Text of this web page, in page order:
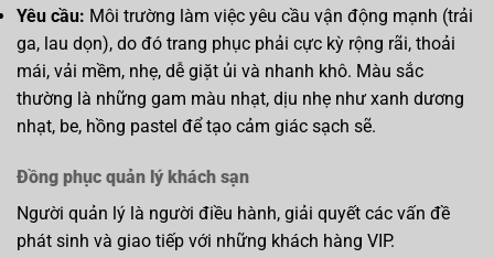
Yêu cầu: Môi trường làm việc yêu cầu vận động mạnh (trải
ga, lau dọn), do đó trang phục phải cực kỳ rộng rãi, thoải
mái, vải mềm, nhẹ, dễ giặt ủi và nhanh khô. Màu sắc
thường là những gam màu nhạt, dịu nhẹ như xanh dương
nhạt, be, hồng pastel để tạo cảm giác sạch sẽ.
Đồng phục quản lý khách sạn
Người quản lý là người điều hành, giải quyết các vấn đề
phát sinh và giao tiếp với những khách hàng VIP.